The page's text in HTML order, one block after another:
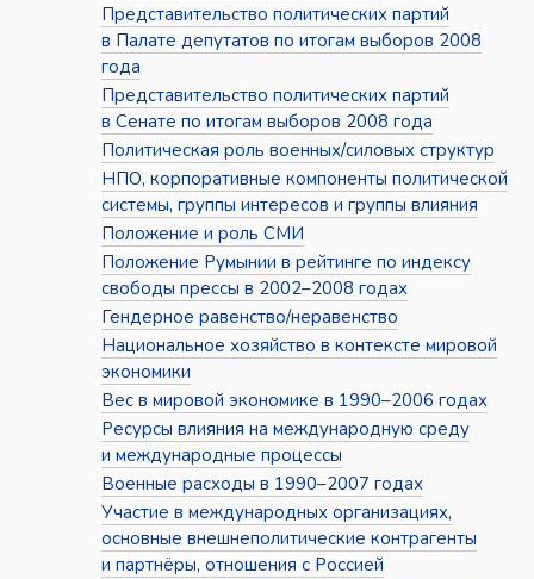
Представительство политических партий
в Палате депутатов по итогам выборов 2008
года
Представительство политических партий
в Сенате по итогам выборов 2008 года
Политическая роль военных/силовых структур
НПО, корпоративные компоненты политической
системы, группы интересов и группы влияния
Положение и роль СМИ
Положение Румынии в рейтинге по индексу
свободы прессы в 2002–2008 годах
Гендерное равенство/неравенство
Национальное хозяйство в контексте мировой
экономики
Вес в мировой экономике в 1990–2006 годах
Ресурсы влияния на международную среду
и международные процессы
Военные расходы в 1990–2007 годах
Участие в международных организациях,
основные внешнеполитические контрагенты
и партнёры, отношения с Россией